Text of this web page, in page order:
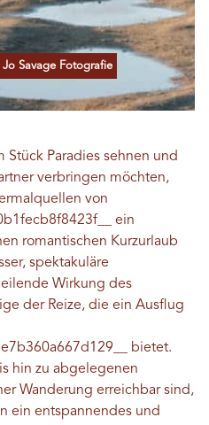
Savage Fotografie
Stück Paradies sehnen und
verbringen möchten,
von
ein
romantischen Kurzurlaub
spektakuläre
Wirkung des
der Reize, die ein Ausflug
bietet.
hin zu abgelegenen
Wanderung erreichbar sind,
ein entspannendes und